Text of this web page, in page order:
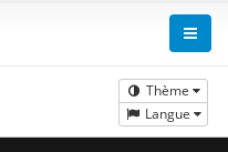
Thème
Langue